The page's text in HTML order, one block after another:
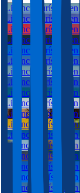
Licencia turística en
Licencia turística en
Licencia turística en
Licencia turística en
Licencia turística en
Licencia turística en
Licencia turística en
Licencia turística en
Licencia turística en
Licencia turística en
Licencia turística en
Licencia turística en
Licencia turística en
Licencia turística en
Licencia turística en
Licencia turística en
Licencia turística en
Licencia turística en